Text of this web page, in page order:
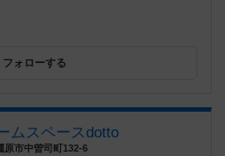
フォローする
ムスペースdotto
原市中曽司町132-6